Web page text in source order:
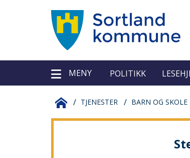
Sortland
kommune
MENY Verktøy
POLITIKK
Du SORTLAND
TJENESTER BARN OG SKOLE